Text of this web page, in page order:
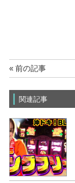
« 前の記事
関連記事